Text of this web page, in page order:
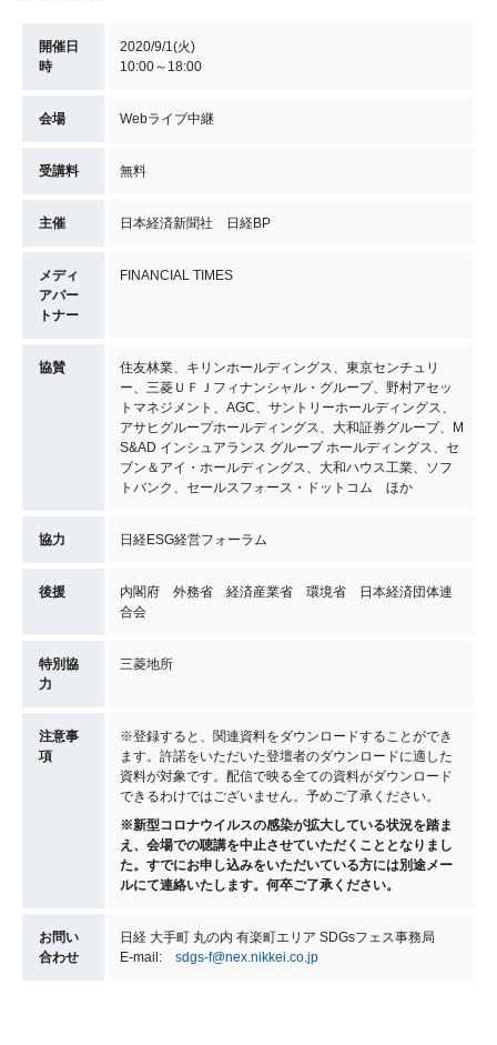
開催日
時
2020/9/1(火)
10:00～18:00
会場 Webライブ中継
受講料 無料
主催 日本経済新聞社 日経BP
メディ
アパー
トナー
FINANCIAL TIMES
協賛
住友林業、キリンホールディングス、東京センチュリ
ー、三菱ＵＦＪフィナンシャル・グループ、野村アセッ
トマネジメント、AGC、サントリーホールディングス、
アサヒグループホールディングス、大和証券グループ、M
S&AD インシュアランス グループ ホールディングス、セ
ブン＆アイ・ホールディングス、大和ハウス工業、ソフ
トバンク、セールスフォース・ドットコム ほか
協力 日経ESG経営フォーラム
後援
内閣府 外務省 経済産業省 環境省 日本経済団体連
合会
特別協
力
三菱地所
注意事
項
※登録すると、関連資料をダウンロードすることができ
ます。許諾をいただいた登壇者のダウンロードに適した
資料が対象です。配信で映る全ての資料がダウンロード
できるわけではございません。予めご了承ください。
※新型コロナウイルスの感染が拡大している状況を踏ま
え、会場での聴講を中止させていただくこととなりまし
た。すでにお申し込みをいただいている方には別途メー
ルにて連絡いたします。何卒ご了承ください。
お問い
合わせ
日経 大手町 丸の内 有楽町エリア SDGsフェス事務局
E-mail: sdgs-f@nex.nikkei.co.jp